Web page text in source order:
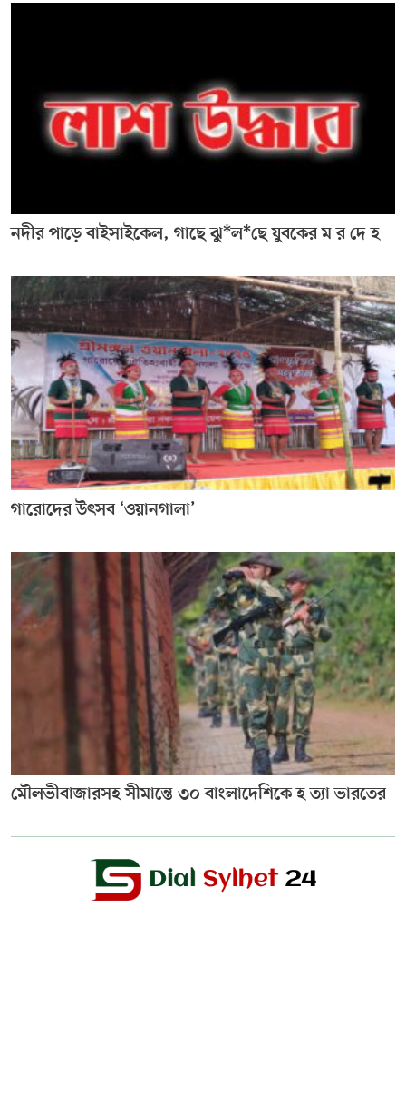
নদীর পাড়ে বাইসাইকেল, গাছে ঝু*ল*ছে যুবকের ম র দে হ
গারোদের উৎসব ‘ওয়ানগালা’
মৌলভীবাজারসহ সীমান্তে ৩০ বাংলাদেশিকে হ ত্যা ভারতের